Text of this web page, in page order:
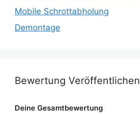
Mobile Schrottabholung
Demontage
Bewertung Veröffentlichen
Deine Gesamtbewertung